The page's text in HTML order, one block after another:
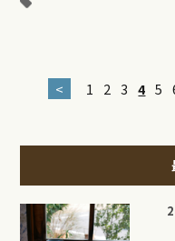
< 1 2 3 4 5